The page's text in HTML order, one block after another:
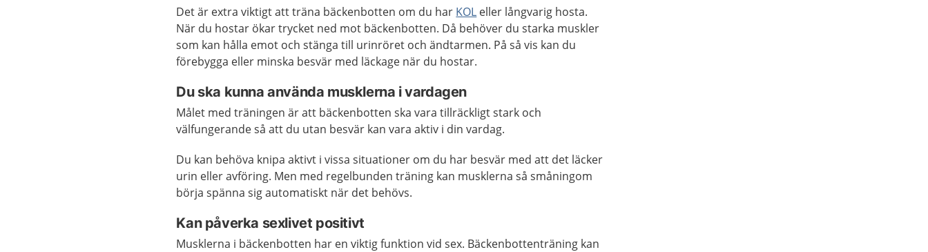
Det är extra viktigt att träna bäckenbotten om du har KOL eller långvarig hosta.
När du hostar ökar trycket ned mot bäckenbotten. Då behöver du starka muskler
som kan hålla emot och stänga till urinröret och ändtarmen. På så vis kan du
förebygga eller minska besvär med läckage när du hostar.
Du ska kunna använda musklerna i vardagen
Målet med träningen är att bäckenbotten ska vara tillräckligt stark och
välfungerande så att du utan besvär kan vara aktiv i din vardag.
Du kan behöva knipa aktivt i vissa situationer om du har besvär med att det läcker
urin eller avföring. Men med regelbunden träning kan musklerna så småningom
börja spänna sig automatiskt när det behövs.
Kan påverka sexlivet positivt
Musklerna i bäckenbotten har en viktig funktion vid sex. Bäckenbottenträning kan